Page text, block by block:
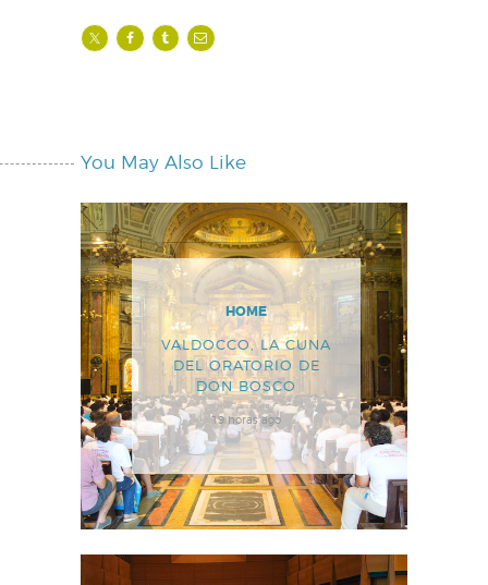
You May Also Like
HOME
VALDOCCO, LA CUNA
DEL ORATORIO DE
DON BOSCO
19 horas ago